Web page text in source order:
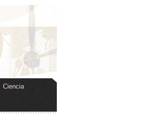
Ciencia